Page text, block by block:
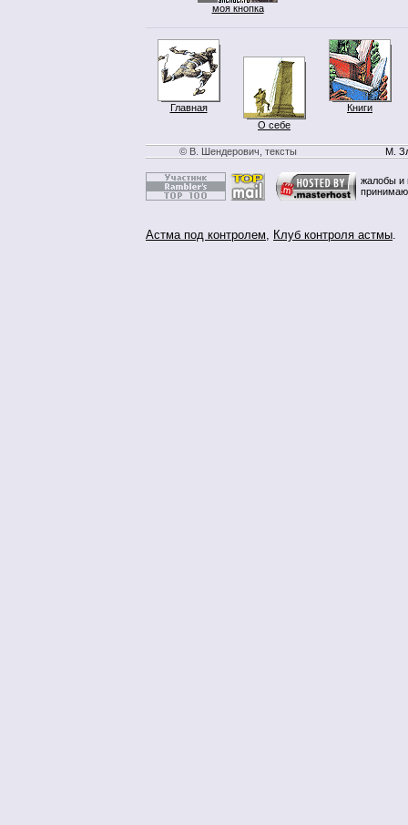
моя кнопка
Главная
О себе
Книги
© В. Шендерович, тексты М.
жалобы и
Астма под контролем, Клуб контроля астмы.